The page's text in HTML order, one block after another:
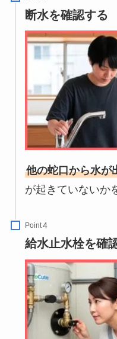
断水を確認する
他の蛇口から水が
が起きていないか
Point
給水止水栓を確